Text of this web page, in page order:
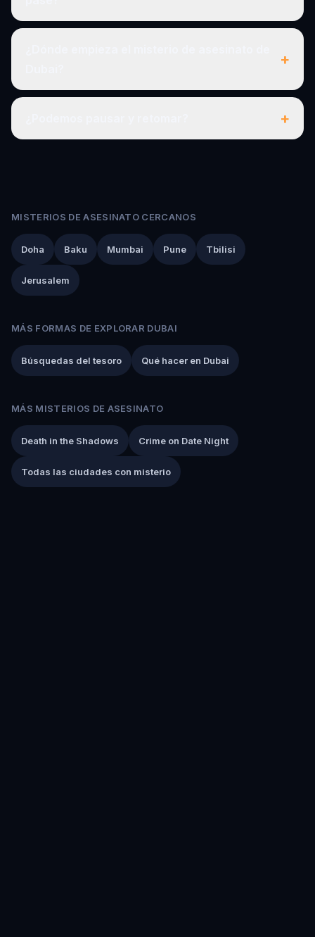
+
+
MISTERIOS DE ASESINATO CERCANOS
Doha Baku Mumbai Pune Tbilisi
Jerusalem
MÁS FORMAS DE EXPLORAR DUBAI
Búsquedas del tesoro Qué hacer en Dubai
MÁS MISTERIOS DE ASESINATO
Death in the Shadows Crime on Date Night
Todas las ciudades con misterio